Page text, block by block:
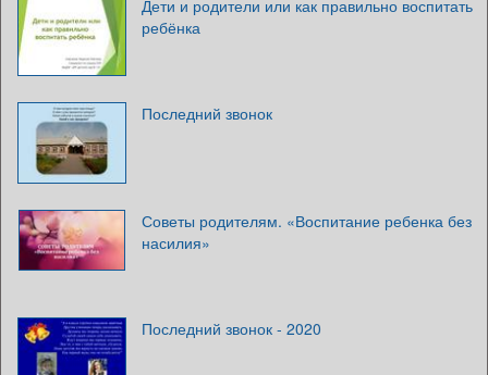
Дети и родители или как правильно воспитать
ребёнка
Последний звонок
Советы родителям. «Воспитание ребенка без
насилия»
Последний звонок - 2020